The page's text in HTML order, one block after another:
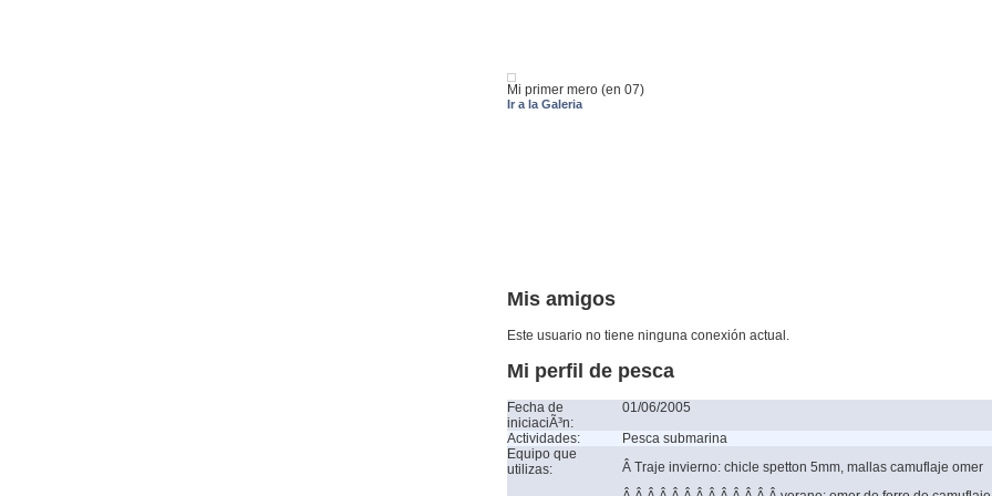
Mi primer mero (en 07)
Ir a la Galeria
Mis amigos
Este usuario no tiene ninguna conexión actual.
Mi perfil de pesca
Fecha de
iniciaciÃ³n:
01/06/2005
Actividades:
Pesca submarina
Equipo que
utilizas:
Â Traje invierno: chicle spetton 5mm, mallas camuflaje omer